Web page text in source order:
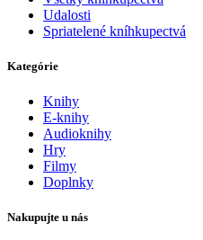
Udalosti
Spriatelené kníhkupectvá
Kategórie
Knihy
E-knihy
Audioknihy
Hry
Filmy
Doplnky
Nakupujte u nás